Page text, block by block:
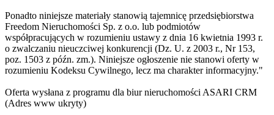
Ponadto niniejsze materiały stanowią tajemnicę przedsiębiorstwa
Freedom Nieruchomości Sp. z o.o. lub podmiotów
współpracujących w rozumieniu ustawy z dnia 16 kwietnia 1993 r.
o zwalczaniu nieuczciwej konkurencji (Dz. U. z 2003 r., Nr 153,
poz. 1503 z późn. zm.). Niniejsze ogłoszenie nie stanowi oferty w
rozumieniu Kodeksu Cywilnego, lecz ma charakter informacyjny."
Oferta wysłana z programu dla biur nieruchomości ASARI CRM
(Adres www ukryty)